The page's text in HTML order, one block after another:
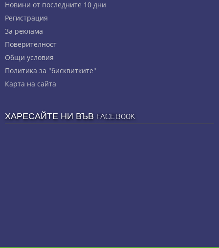
Новини от последните 10 дни
Регистрация
За реклама
Πoвepитeлнocт
Общи условия
Политика за "бисквитките"
Карта на сайта
ХАРЕСАЙТЕ НИ ВЪВ FACEBOOK